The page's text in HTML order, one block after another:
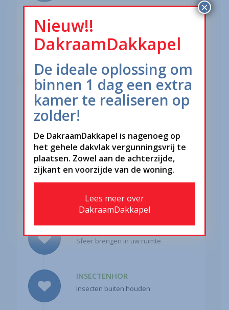
JALOEZIE
PLISSE
inkijk wegnemen
VERDUISTEREND PLISSE
Verduisteren en isoleren met sfeer
VOUWGORDIJN
Sfeer brengen in uw ruimte
INSECTENHOR
Insecten buiten houden
Nieuw!!
DakraamDakkapel
De ideale oplossing om
binnen 1 dag een extra
kamer te realiseren op
zolder!
De DakraamDakkapel is nagenoeg op
het gehele dakvlak vergunningsvrij te
plaatsen. Zowel aan de achterzijde,
zijkant en voorzijde van de woning.
Lees meer over
DakraamDakkapel
×